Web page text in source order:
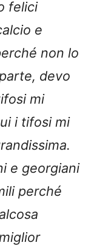
felici
e
non lo
devo
mi
i tifosi mi
e georgiani
perché